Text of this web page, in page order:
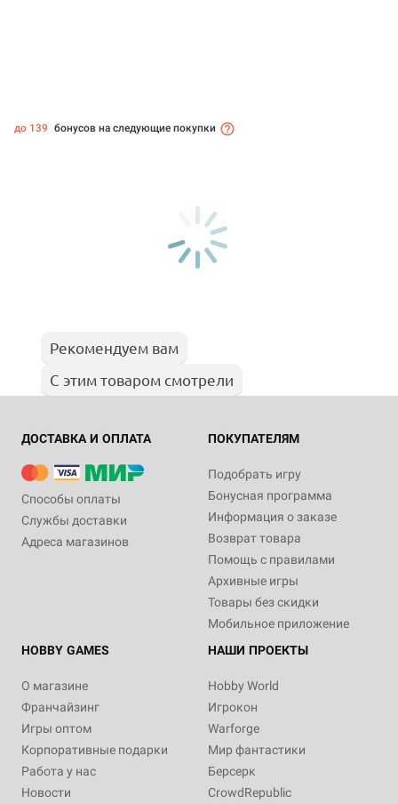
до 139 бонусов на следующие покупки
Рекомендуем вам
С этим товаром смотрели
ДОСТАВКА И ОПЛАТА
Способы оплаты
Службы доставки
Адреса магазинов
ПОКУПАТЕЛЯМ
Подобрать игру
Бонусная программа
Информация о заказе
Возврат товара
Помощь с правилами
Архивные игры
Товары без скидки
Мобильное приложение
HOBBY GAMES
О магазине
Франчайзинг
Игры оптом
Корпоративные подарки
Работа у нас
Новости
НАШИ ПРОЕКТЫ
Hobby World
Игрокон
Warforge
Мир фантастики
Берсерк
CrowdRepublic